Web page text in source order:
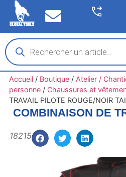
Accueil/ Boutique/ Atelier /
personne/ Chaussures et
TRAVAIL PILOTE ROUGE/NOIR
COMBINAISON DE
18215